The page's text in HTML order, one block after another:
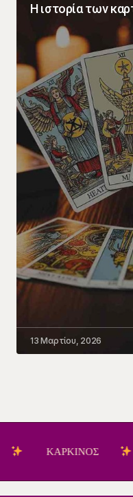
Η ιστορία των
13 Μαρτίου, 2026
ΚΑΡΚΙΝΟΣ